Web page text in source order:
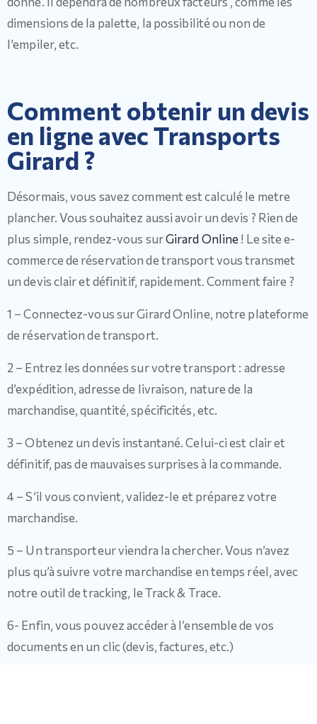
dimensions de la palette, la possibilité ou non de
l’empiler, etc.
Comment obtenir un devis
en ligne avec Transports
Girard ?
Désormais, vous savez comment est calculé le metre
plancher. Vous souhaitez aussi avoir un devis ? Rien de
plus simple, rendez-vous surGirard Online! Le site e-
commerce de réservation de transport vous transmet
un devis clair et définitif, rapidement. Comment faire ?
1 – Connectez-vous sur Girard Online, notre plateforme
de réservation de transport.
2 – Entrez les données sur votre transport : adresse
d’expédition, adresse de livraison, nature de la
marchandise, quantité, spécificités, etc.
3 – Obtenez un devis instantané. Celui-ci est clair et
définitif, pas de mauvaises surprises à la commande.
4 – S’il vous convient, validez-le et préparez votre
marchandise.
5 – Un transporteur viendra la chercher. Vous n’avez
plus qu’à suivre votre marchandise en temps réel, avec
notre outil de tracking, le Track & Trace.
6- Enfin, vous pouvez accéder à l’ensemble de vos
documents en un clic (devis, factures, etc.)